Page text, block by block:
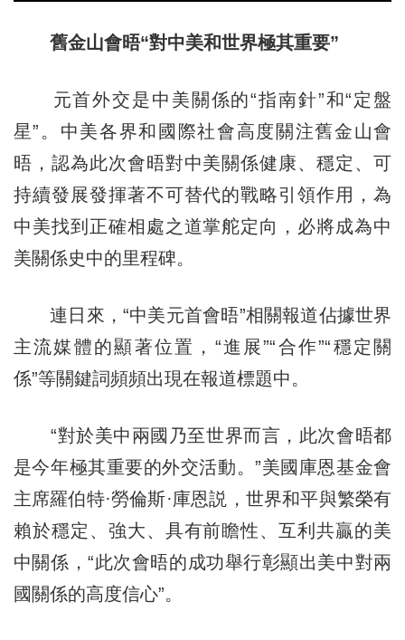
舊金山會晤“對中美和世界極其重要”
元首外交是中美關係的“指南針”和“定盤
星”。中美各界和國際社會高度關注舊金山會
晤，認為此次會晤對中美關係健康、穩定、可
持續發展發揮著不可替代的戰略引領作用，為
中美找到正確相處之道掌舵定向，必將成為中
美關係史中的里程碑。
連日來，“中美元首會晤”相關報道佔據世界
主流媒體的顯著位置，“進展”“合作”“穩定關
係”等關鍵詞頻頻出現在報道標題中。
“對於美中兩國乃至世界而言，此次會晤都
是今年極其重要的外交活動。”美國庫恩基金會
主席羅伯特·勞倫斯·庫恩説，世界和平與繁榮有
賴於穩定、強大、具有前瞻性、互利共贏的美
中關係，“此次會晤的成功舉行彰顯出美中對兩
國關係的高度信心”。